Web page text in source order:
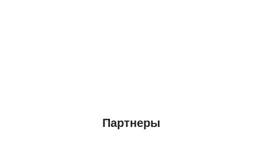
Партнеры